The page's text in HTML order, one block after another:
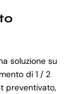
soluzione su
di 1 / 2
preventivato,